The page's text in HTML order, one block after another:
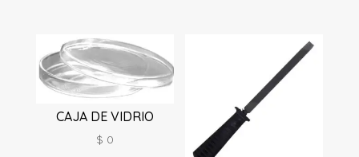
CAJA DE VIDRIO
$ 0